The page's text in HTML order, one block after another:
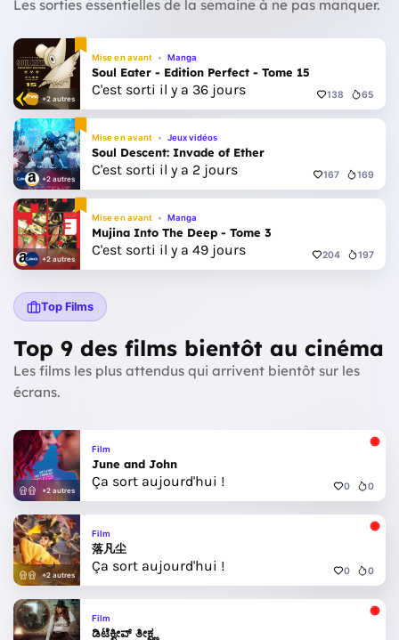
Les sorties essentielles de la semaine à ne pas manquer.
+2 autres
Mise en avant Manga
Soul Eater - Edition Perfect - Tome 15
C'est sorti il y a 36 jours 138 65
+2 autres
Mise en avant Jeux vidéos
Soul Descent: Invade of Ether
C'est sorti il y a 2 jours 167 169
+2 autres
Mise en avant Manga
Mujina Into The Deep - Tome 3
C'est sorti il y a 49 jours 204 197
Top Films
Top 9 des films bientôt au cinéma
Les films les plus attendus qui arrivent bientôt sur les
écrans.
+2 autres
Film
June and John
Ça sort aujourd'hui ! 0 0
+2 autres
Film
落凡尘
Ça sort aujourd'hui ! 0 0
Film
ಡಿಟೆಕ್ವೀವ್ ತೀಕ್ಷ್ಣ